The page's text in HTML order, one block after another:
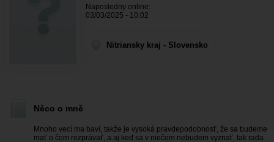
Naposledny online:
03/03/2025 - 10:02
Nitriansky kraj - Slovensko
Něco o mně
Mnoho vecí ma baví, takže je vysoká pravdepodobnosť, že sa budeme
mať o čom rozprávať, a aj keď sa v niečom nebudem vyznať, tak rada